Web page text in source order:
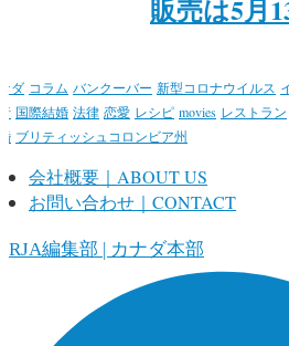
ベント「
開催
販売は5月
カナダ日
ダ コラム バンクーバー 新型コロナウイルス
国際結婚 法律 恋愛 レシピ movies レストラン
ブリティッシュコロンビア州
会社概要｜ABOUT US
お問い合わせ｜CONTACT
編集部 | カナダ本部